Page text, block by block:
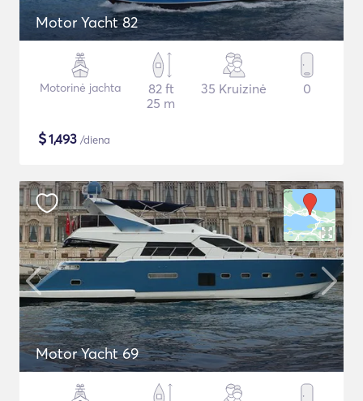
Motor Yacht 82
Motorinė jachta
82 ft
25 m
35 Kruizinė 0
$1,493 /diena
Motor Yacht 69